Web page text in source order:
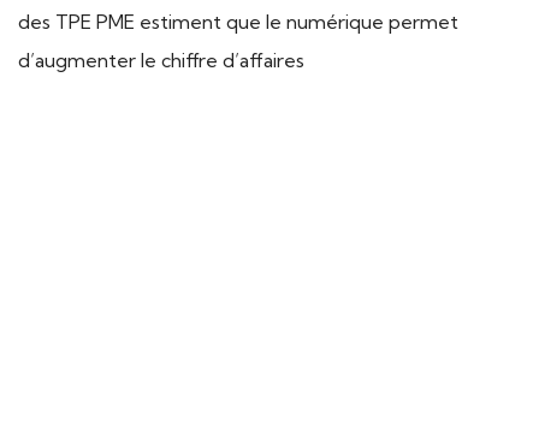
des TPE PME estiment que le numérique permet
d’augmenter le chiffre d’affaires